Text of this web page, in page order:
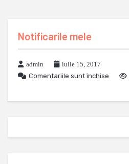
Notificarile mele
admin
iulie 15, 2017
Comentariile sunt închise